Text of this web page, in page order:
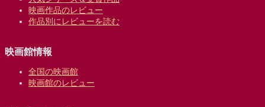
映画作品のレビュー
作品別にレビューを読む
映画館情報
全国の映画館
映画館のレビュー